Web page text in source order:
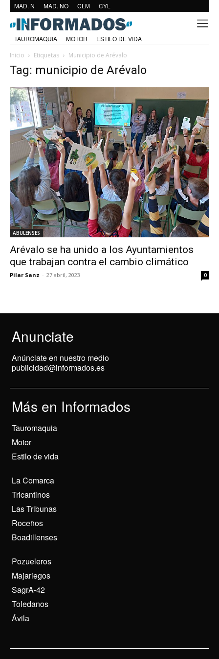
MAD. N MAD. NO CLM CYL
TAUROMAQUIA MOTOR
ESTILO DE VIDA
Inicio
Etiquetas Municipio de Arévalo
Tag: municipio de Arévalo
ABULENSES
Arévalo se ha unido a los Ayuntamientos
que trabajan contra el cambio climático
Pilar Sanz - 27 abril, 2023 0
Anunciate
Anúnciate en nuestro medio
publicidad@informados.es
Más en Informados
Tauromaquia
Motor
Estilo de vida
La Comarca
Tricantinos
Las Tribunas
Roceños
Boadillenses
Pozueleros
Majariegos
SagrA-42
Toledanos
Ávila